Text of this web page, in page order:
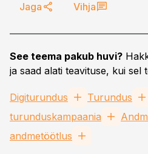
Jaga Vihja
See teema pakub huvi?
ja saad alati teavituse, kui sel
Digiturundus
Turundus
turunduskampaania
andmetöötlus